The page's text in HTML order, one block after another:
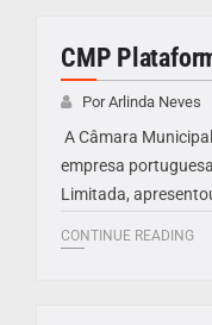
CMP
Por Arlinda Neves
A Câmara
empresa
Limitada,
CONTINUE READING